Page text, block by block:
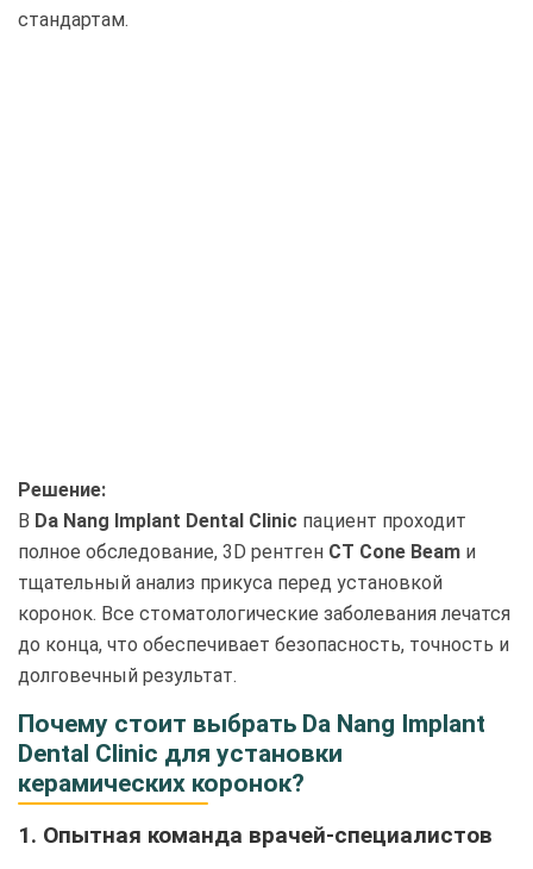
стандартам.
Решение:
В Da Nang Implant Dental Clinic пациент проходит
полное обследование, 3D рентген CT Cone Beam и
тщательный анализ прикуса перед установкой
коронок. Все стоматологические заболевания лечатся
до конца, что обеспечивает безопасность, точность и
долговечный результат.
Почему стоит выбрать Da Nang Implant
Dental Clinic для установки
керамических коронок?
1. Опытная команда врачей-специалистов